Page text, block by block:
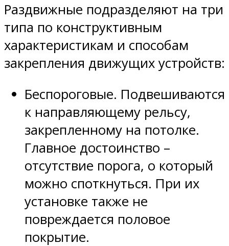
Раздвижные подразделяют на три
типа по конструктивным
характеристикам и способам
закрепления движущих устройств:
Беспороговые. Подвешиваются
к направляющему рельсу,
закрепленному на потолке.
Главное достоинство –
отсутствие порога, о который
можно споткнуться. При их
установке также не
повреждается половое
покрытие.